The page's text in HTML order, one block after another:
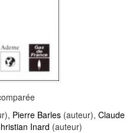
Pierre Barles(auteur), Claude
Inard (auteur)